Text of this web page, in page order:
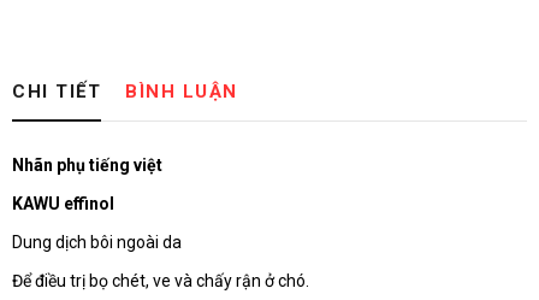
CHI TIẾT BÌNH LUẬN
Nhãn phụ tiếng việt
KAWU effinol
Dung dịch bôi ngoài da
Để điều trị bọ chét, ve và chấy rận ở chó.